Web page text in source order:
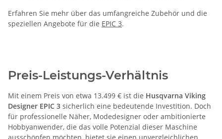
Erfahren Sie mehr über das umfangreiche Zubehör und die
speziellen Angebote für die EPIC 3.
Preis-Leistungs-Verhältnis
Mit einem Preis von etwa 13.499 € ist die Husqvarna Viking
Designer EPIC 3 sicherlich eine bedeutende Investition. Doch
für professionelle Näher, Modedesigner oder ambitionierte
Hobbyanwender, die das volle Potenzial dieser Maschine